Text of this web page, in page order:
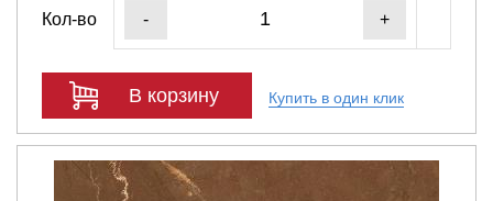
Кол-во - +
В корзину Купить в один клик